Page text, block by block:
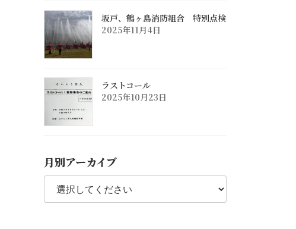
坂戸、鶴ヶ島消防組合 特別点検
2025年11月4日
ラストコール
2025年10月23日
月別アーカイブ